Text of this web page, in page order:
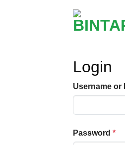
Login
Username or
Password *